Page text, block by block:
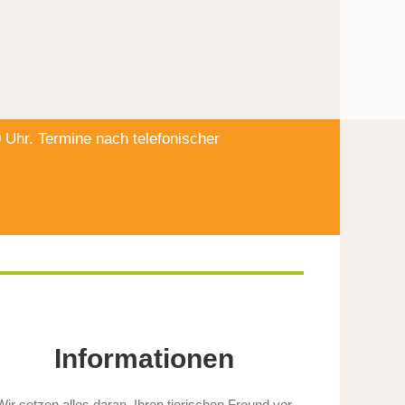
Termine nach telefonischer
Informationen